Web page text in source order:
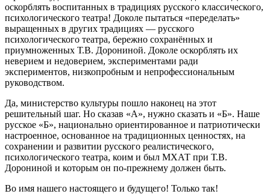
оскорблять воспитанных в традициях русского классического,
психологического театра! Доколе пытаться «переделать»
выращенных в других традициях — русского
психологического театра, бережно сохранённых и
приумноженных Т.В. Дорониной. Доколе оскорблять их
неверием и недоверием, экспериментами ради
экспериментов, низкопробным и непрофессиональным
руководством.
Да, министерство культуры пошло наконец на этот
решительный шаг. Но сказав «А», нужно сказать и «Б». Наше
русское «Б», национально ориентированное и патриотически
настроенное, основанное на традиционных ценностях, на
сохранении и развитии русского реалистического,
психологического театра, коим и был МХАТ при Т.В.
Дорониной и которым он по-прежнему должен быть.
Во имя нашего настоящего и будущего! Только так!